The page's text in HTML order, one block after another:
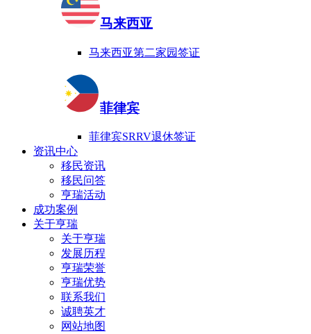
马来西亚
马来西亚第二家园签证
菲律宾
菲律宾SRRV退休签证
资讯中心
移民资讯
移民问答
亨瑞活动
成功案例
关于亨瑞
关于亨瑞
发展历程
亨瑞荣誉
亨瑞优势
联系我们
诚聘英才
网站地图